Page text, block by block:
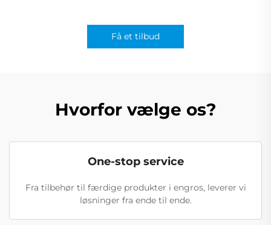
Få et tilbud
Hvorfor vælge os?
One-stop service
Fra tilbehør til færdige produkter i engros, leverer vi
løsninger fra ende til ende.